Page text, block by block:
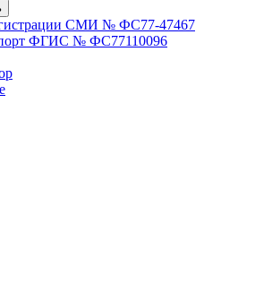
СМИ № ФС77-47467
ФГИС № ФС77110096